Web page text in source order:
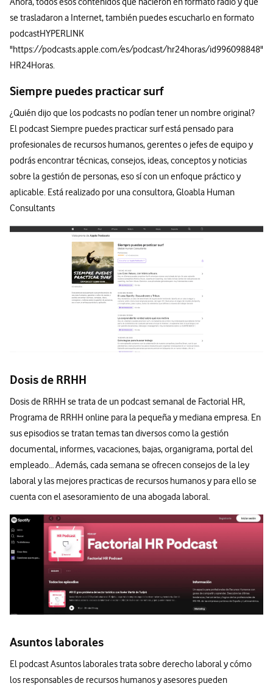
se trasladaron a Internet, también puedes escucharlo en formato
podcastHYPERLINK
"https://podcasts.apple.com/es/podcast/hr24horas/id996098848"
HR24Horas.
Siempre puedes practicar surf
¿Quién dijo que los podcasts no podían tener un nombre original?
El podcast Siempre puedes practicar surf está pensado para
profesionales de recursos humanos, gerentes o jefes de equipo y
podrás encontrar técnicas, consejos, ideas, conceptos y noticias
sobre la gestión de personas, eso sí con un enfoque práctico y
aplicable. Está realizado por una consultora, Gloabla Human
Consultants
Dosis de RRHH
Dosis de RRHH se trata de un podcast semanal de Factorial HR,
Programa de RRHH online para la pequeña y mediana empresa. En
sus episodios se tratan temas tan diversos como la gestión
documental, informes, vacaciones, bajas, organigrama, portal del
empleado… Además, cada semana se ofrecen consejos de la ley
laboral y las mejores practicas de recursos humanos y para ello se
cuenta con el asesoramiento de una abogada laboral.
Asuntos laborales
El podcast Asuntos laborales trata sobre derecho laboral y cómo
los responsables de recursos humanos y asesores pueden